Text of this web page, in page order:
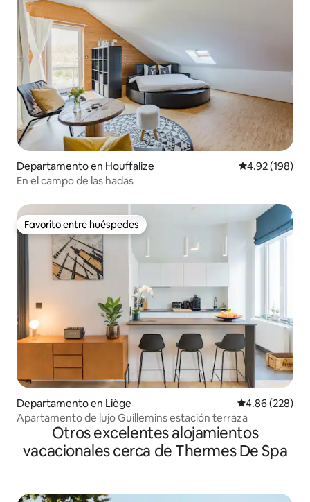
Departamento en Houffalize Calificación
4.92 (198)
En el campo de las hadas
Favorito entre huéspedes
Favorito entre huéspedes
Departamento en Liège Calificación
4.86 (228)
Apartamento de lujo Guillemins estación terraza
Otros excelentes alojamientos
vacacionales cerca de Thermes De Spa